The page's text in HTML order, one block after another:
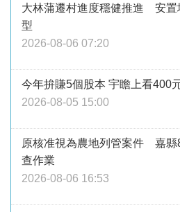
大林蒲遷村進度穩健推進 安置
型
2026-08-06 07:20
今年拚賺5個股本 宇瞻上看400
2026-08-05 15:00
原核准視為農地列管案件 嘉縣
查作業
2026-08-06 16:53